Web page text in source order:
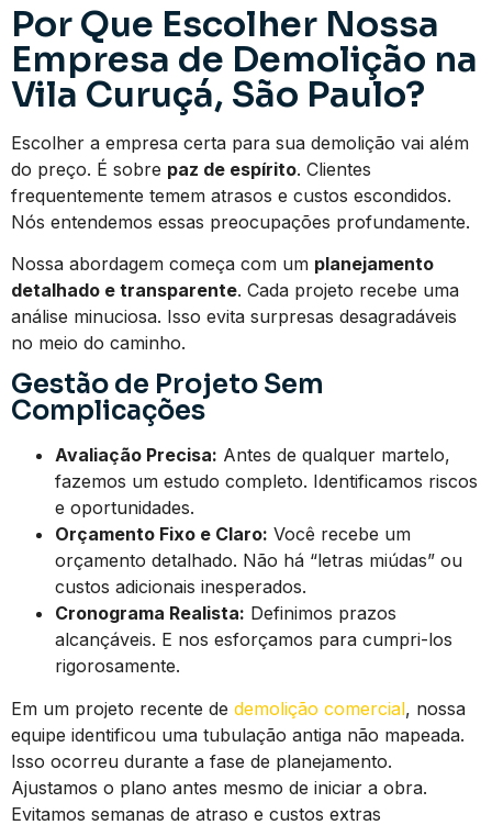
Por Que Escolher Nossa
Empresa de Demolição na
Vila Curuçá, São Paulo?
Escolher a empresa certa para sua demolição vai além
do preço. É sobre paz de espírito. Clientes
frequentemente temem atrasos e custos escondidos.
Nós entendemos essas preocupações profundamente.
Nossa abordagem começa com um planejamento
detalhado e transparente. Cada projeto recebe uma
análise minuciosa. Isso evita surpresas desagradáveis
no meio do caminho.
Gestão de Projeto Sem
Complicações
Avaliação Precisa: Antes de qualquer martelo,
fazemos um estudo completo. Identificamos riscos
e oportunidades.
Orçamento Fixo e Claro: Você recebe um
orçamento detalhado. Não há “letras miúdas” ou
custos adicionais inesperados.
Cronograma Realista: Definimos prazos
alcançáveis. E nos esforçamos para cumpri-los
rigorosamente.
Em um projeto recente de demolição comercial, nossa
equipe identificou uma tubulação antiga não mapeada.
Isso ocorreu durante a fase de planejamento.
Ajustamos o plano antes mesmo de iniciar a obra.
Evitamos semanas de atraso e custos extras